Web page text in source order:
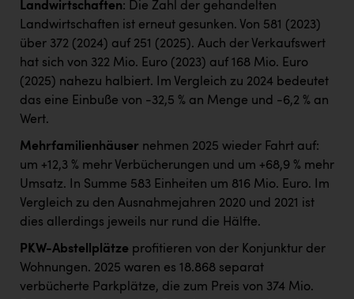
Landwirtschaften: Die Zahl der gehandelten
Landwirtschaften ist erneut gesunken. Von 581 (2023)
über 372 (2024) auf 251 (2025). Auch der Verkaufswert
hat sich von 322 Mio. Euro (2023) auf 168 Mio. Euro
(2025) nahezu halbiert. Im Vergleich zu 2024 bedeutet
das eine Einbuße von -32,5 % an Menge und -6,2 % an
Wert.
Mehrfamilienhäuser nehmen 2025 wieder Fahrt auf:
um +12,3 % mehr Verbücherungen und um +68,9 % mehr
Umsatz. In Summe 583 Einheiten um 816 Mio. Euro. Im
Vergleich zu den Ausnahmejahren 2020 und 2021 ist
dies allerdings jeweils nur rund die Hälfte.
PKW-Abstellplätze profitieren von der Konjunktur der
Wohnungen. 2025 waren es 18.868 separat
verbücherte Parkplätze, die zum Preis von 374 Mio.